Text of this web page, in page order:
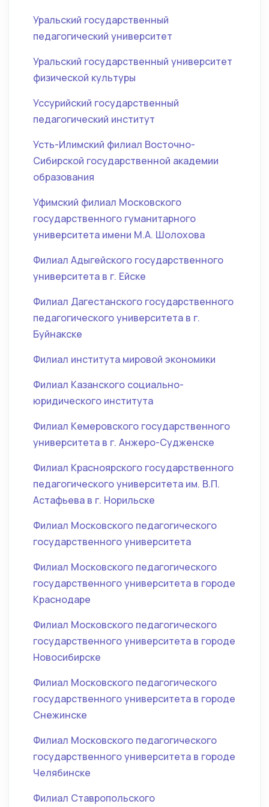
Уральский государственный
педагогический университет
Уральский государственный университет
физической культуры
Уссурийский государственный
педагогический институт
Усть-Илимский филиал Восточно-
Сибирской государственной академии
образования
Уфимский филиал Московского
государственного гуманитарного
университета имени М.А. Шолохова
Филиал Адыгейского государственного
университета в г. Ейске
Филиал Дагестанского государственного
педагогического университета в г.
Буйнакске
Филиал института мировой экономики
Филиал Казанского социально-
юридического института
Филиал Кемеровского государственного
университета в г. Анжеро-Судженске
Филиал Красноярского государственного
педагогического университета им. В.П.
Астафьева в г. Норильске
Филиал Московского педагогического
государственного университета
Филиал Московского педагогического
государственного университета в городе
Краснодаре
Филиал Московского педагогического
государственного университета в городе
Новосибирске
Филиал Московского педагогического
государственного университета в городе
Снежинске
Филиал Московского педагогического
государственного университета в городе
Челябинске
Филиал Ставропольского